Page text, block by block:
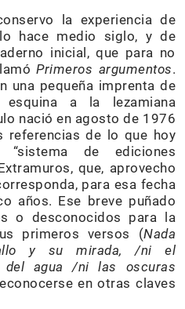
la experiencia de
hace medio siglo, y de
inicial, que para no
Primeros argumentos.
una pequeña imprenta de
a la lezamiana
nació en agosto de 1976
referencias de lo que hoy
de ediciones
que, aprovecho
para esa fecha
años. Ese breve puñado
o desconocidos para la
primeros versos (Nada
y su mirada, /ni el
del agua /ni las oscuras
en otras claves